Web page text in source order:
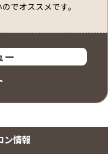
でオススメです。
ー
ン情報